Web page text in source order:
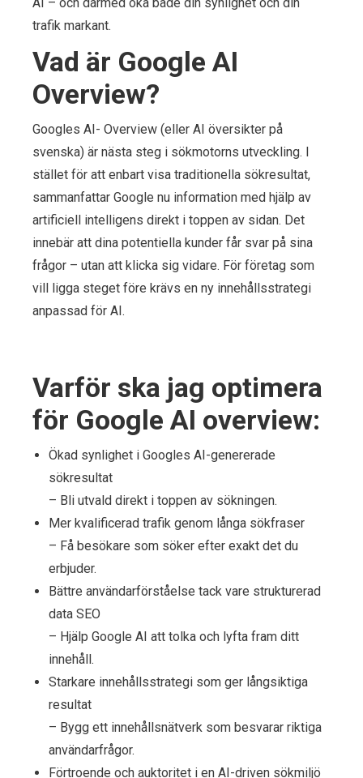
trafik markant.
Vad är Google AI
Overview?
Googles AI- Overview (eller AI översikter på
svenska) är nästa steg i sökmotorns utveckling. I
stället för att enbart visa traditionella sökresultat,
sammanfattar Google nu information med hjälp av
artificiell intelligens direkt i toppen av sidan. Det
innebär att dina potentiella kunder får svar på sina
frågor – utan att klicka sig vidare. För företag som
vill ligga steget före krävs en ny innehållsstrategi
anpassad för AI.
Varför ska jag optimera
för Google AI overview:
Ökad synlighet i Googles AI-genererade
sökresultat
– Bli utvald direkt i toppen av sökningen.
Mer kvalificerad trafik genom långa sökfraser
– Få besökare som söker efter exakt det du
erbjuder.
Bättre användarförståelse tack vare strukturerad
data SEO
– Hjälp Google AI att tolka och lyfta fram ditt
innehåll.
Starkare innehållsstrategi som ger långsiktiga
resultat
– Bygg ett innehållsnätverk som besvarar riktiga
användarfrågor.
Förtroende och auktoritet i en AI-driven sökmiljö